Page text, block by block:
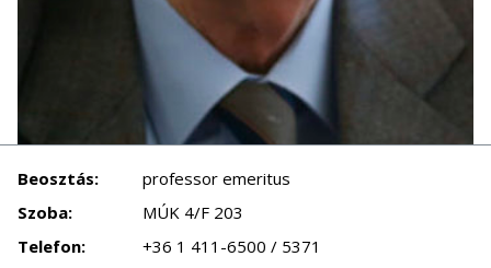
Beosztás:
professor emeritus
Szoba:
MÚK 4/F 203
Telefon:
+36 1 411-6500 / 5371